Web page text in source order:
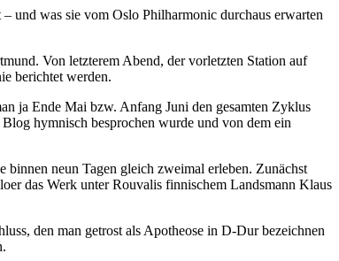
und was sie vom Oslo Philharmonic durchaus erwarten
Von letzterem Abend, der vorletzten Station auf
berichtet werden.
ja Ende Mai bzw. Anfang Juni den gesamten Zyklus
hymnisch besprochen wurde und von dem ein
neun Tagen gleich zweimal erleben. Zunächst
das Werk unter Rouvalis finnischem Landsmann Klaus
den man getrost als Apotheose in D-Dur bezeichnen